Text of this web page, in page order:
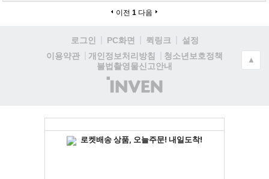
이전 1 다음
로그인 PC화면 퀵링크
설정
이용약관
개인정보처리방침
청소년보호정책
불법촬영물신고안내
(주)
인
▲